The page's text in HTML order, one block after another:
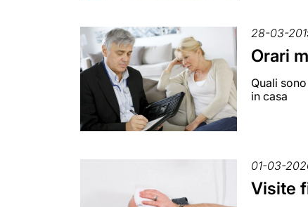
28-03-
Orari
Quali
in casa
01-03-
Visite